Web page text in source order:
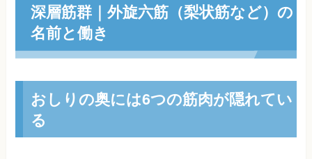
深層筋群｜外旋六筋（梨状筋など）の
名前と働き
おしりの奥には6つの筋肉が隠れてい
る